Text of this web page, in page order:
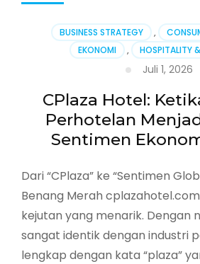
BUSINESS STRATEGY ,
EKONOMI
, HOSPITALITY
Juli 1, 2026
CPlaza Hotel:
Perhotelan
Sentimen
Dari “CPlaza” ke “Sentimen
Benang Merah
kejutan yang menarik. Dengan
sangat identik dengan industri
lengkap dengan kata “plaza”